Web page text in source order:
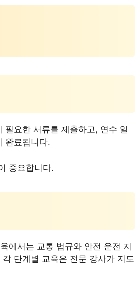
필요한 서류를 제출하고, 연수 일
완료됩니다.
중요합니다.
에서는 교통 법규와 안전 운전 지
단계별 교육은 전문 강사가 지도